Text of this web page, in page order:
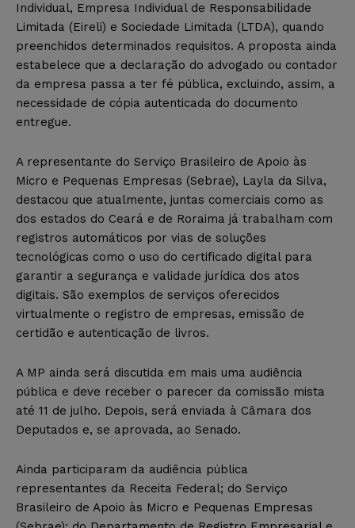
Individual, Empresa Individual de Responsabilidade
Limitada (Eireli) e Sociedade Limitada (LTDA), quando
preenchidos determinados requisitos. A proposta ainda
estabelece que a declaração do advogado ou contador
da empresa passa a ter fé pública, excluindo, assim, a
necessidade de cópia autenticada do documento
entregue.
A representante do Serviço Brasileiro de Apoio às
Micro e Pequenas Empresas (Sebrae), Layla da Silva,
destacou que atualmente, juntas comerciais como as
dos estados do Ceará e de Roraima já trabalham com
registros automáticos por vias de soluções
tecnológicas como o uso do certificado digital para
garantir a segurança e validade jurídica dos atos
digitais. São exemplos de serviços oferecidos
virtualmente o registro de empresas, emissão de
certidão e autenticação de livros.
A MP ainda será discutida em mais uma audiência
pública e deve receber o parecer da comissão mista
até 11 de julho. Depois, será enviada à Câmara dos
Deputados e, se aprovada, ao Senado.
Ainda participaram da audiência pública
representantes da Receita Federal; do Serviço
Brasileiro de Apoio às Micro e Pequenas Empresas